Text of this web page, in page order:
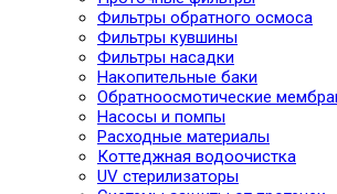
Фильтры обратного осмоса
Фильтры кувшины
Фильтры насадки
Накопительные баки
Обратноосмотические
Насосы и помпы
Расходные материалы
Коттеджная водоочистка
UV стерилизаторы